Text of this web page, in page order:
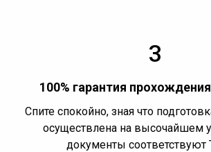
3
100% гарантия
Спите спокойно, зная что
осуществлена на высочайшем
документы